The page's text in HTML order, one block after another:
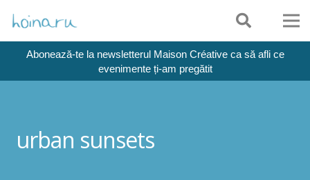
Abonează-te la newsletterul Maison Créative ca să afli ce
evenimente ți-am pregătit
urban sunsets